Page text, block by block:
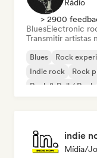
Rádio
> 2900
BluesElectronic
Transmitir artistas
Blues Rock
Indie rock
Rock
Rock & Roll / Rock
indie
Mídia/